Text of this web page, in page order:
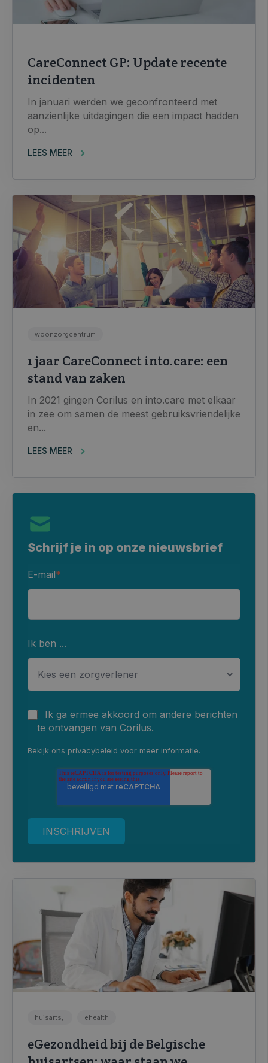
CareConnect GP: Update recente
incidenten
In januari werden we geconfronteerd met
aanzienlijke uitdagingen die een impact hadden
op...
LEES MEER
woonzorgcentrum
1 jaar CareConnect into.care: een
stand van zaken
In 2021 gingen Corilus en into.care met elkaar
in zee om samen de meest gebruiksvriendelijke
en...
LEES MEER
Schrijf je in op onze nieuwsbrief
E-mail*
Ik ben ...
Ik ga ermee akkoord om andere berichten
te ontvangen van Corilus.
Bekijk ons privacybeleid voor meer informatie.
huisarts, ehealth
eGezondheid bij de Belgische